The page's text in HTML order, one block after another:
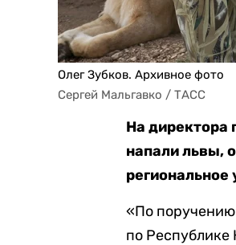
Олег Зубков. Архивное фото
Сергей Мальгавко / ТАСС
На директора
напали львы,
«По поручению
по Республике